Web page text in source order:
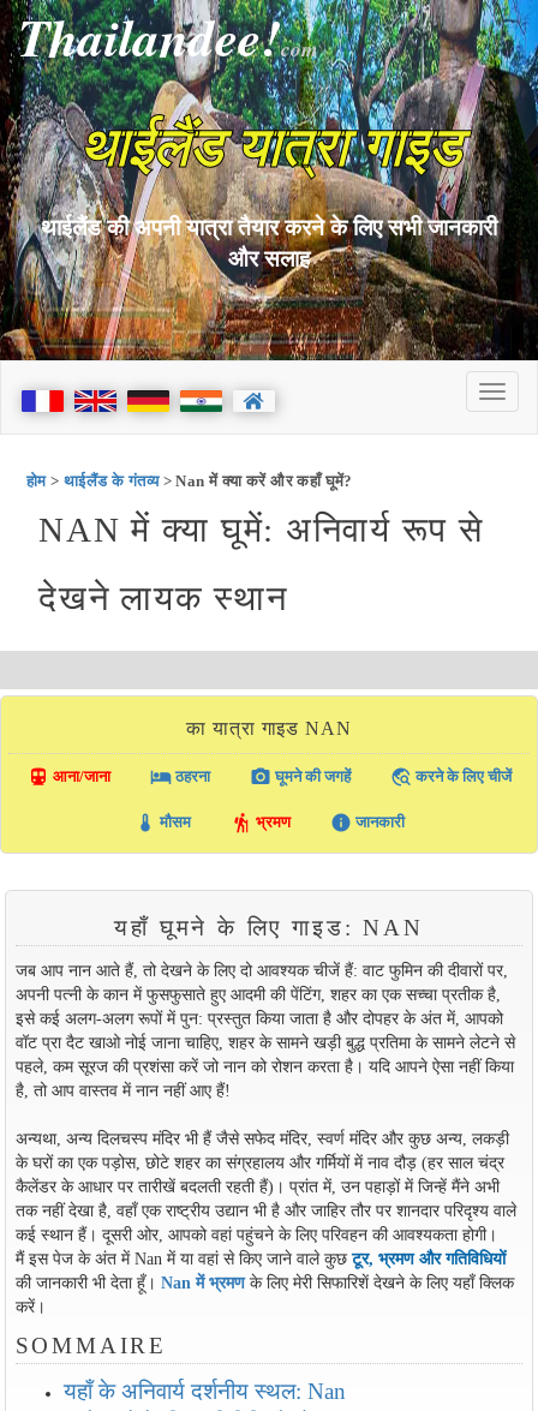
Thailandee!com
थाईलैंड यात्रा गाइड
थाईलैंड की अपनी यात्रा तैयार करने के लिए सभी जानकारी
और सलाह
होम>थाईलैंड के गंतव्य> Nan में क्या करें और कहाँ घूमें?
NAN में क्या घूमें: अनिवार्य रूप से
देखने लायक स्थान
का यात्रा गाइड NAN
directions_transit आना/जाना local_hotelठहरना photo_camera घूमने की जगहें travel_explore करने के लिए चीजें
thermostat मौसम hiking भ्रमण info जानकारी
यहाँ घूमने के लिए गाइड: NAN
जब आप नान आते हैं, तो देखने के लिए दो आवश्यक चीजें हैं: वाट फुमिन की दीवारों पर,
अपनी पत्नी के कान में फुसफुसाते हुए आदमी की पेंटिंग, शहर का एक सच्चा प्रतीक है,
इसे कई अलग-अलग रूपों में पुन: प्रस्तुत किया जाता है और दोपहर के अंत में, आपको
वॉट प्रा दैट खाओ नोई जाना चाहिए, शहर के सामने खड़ी बुद्ध प्रतिमा के सामने लेटने से
पहले, कम सूरज की प्रशंसा करें जो नान को रोशन करता है। यदि आपने ऐसा नहीं किया
है, तो आप वास्तव में नान नहीं आए हैं!
अन्यथा, अन्य दिलचस्प मंदिर भी हैं जैसे सफेद मंदिर, स्वर्ण मंदिर और कुछ अन्य, लकड़ी
के घरों का एक पड़ोस, छोटे शहर का संग्रहालय और गर्मियों में नाव दौड़ (हर साल चंद्र
कैलेंडर के आधार पर तारीखें बदलती रहती हैं)। प्रांत में, उन पहाड़ों में जिन्हें मैंने अभी
तक नहीं देखा है, वहाँ एक राष्ट्रीय उद्यान भी है और जाहिर तौर पर शानदार परिदृश्य वाले
कई स्थान हैं। दूसरी ओर, आपको वहां पहुंचने के लिए परिवहन की आवश्यकता होगी।
मैं इस पेज के अंत में Nan में या वहां से किए जाने वाले कुछटूर, भ्रमण और गतिविधियों
की जानकारी भी देता हूँ। Nan में भ्रमणके लिए मेरी सिफारिशें देखने के लिए यहाँ क्लिक
करें।
SOMMAIRE
यहाँ के अनिवार्य दर्शनीय स्थल: Nan